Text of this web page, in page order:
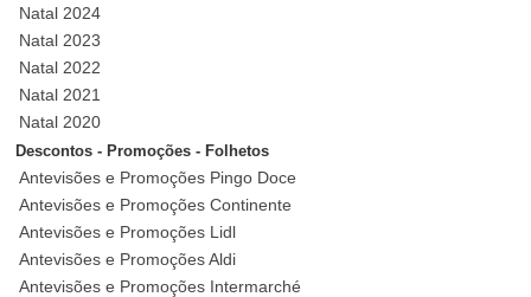
Natal 2024
Natal 2023
Natal 2022
Natal 2021
Natal 2020
Descontos - Promoções - Folhetos
Antevisões e Promoções Pingo Doce
Antevisões e Promoções Continente
Antevisões e Promoções Lidl
Antevisões e Promoções Aldi
Antevisões e Promoções Intermarché